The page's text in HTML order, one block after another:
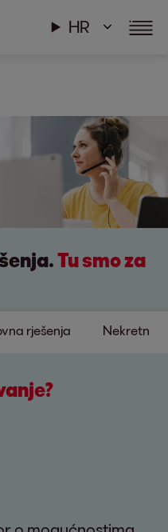
HR
Tu smo za
rješenja Nekretnine